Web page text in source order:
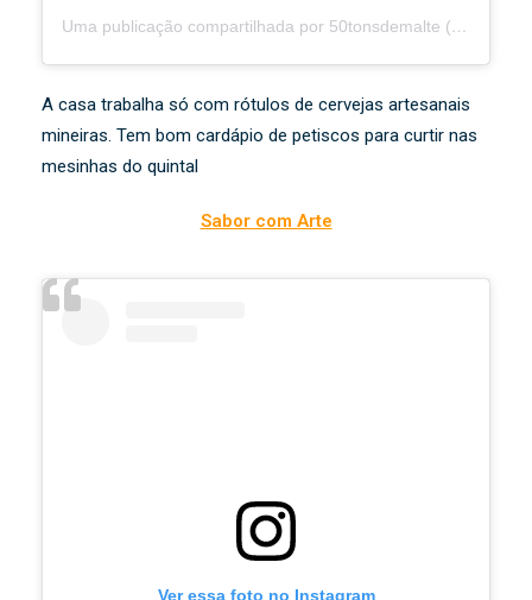
Uma publicação compartilhada por 50tonsdemalte (@50tonsdemalte)
A casa trabalha só com rótulos de cervejas artesanais
mineiras. Tem bom cardápio de petiscos para curtir nas
mesinhas do quintal
Sabor com Arte
Ver essa foto no Instagram